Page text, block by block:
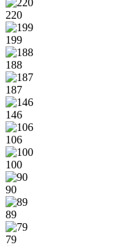
220
199
188
187
146
106
100
90
89
79